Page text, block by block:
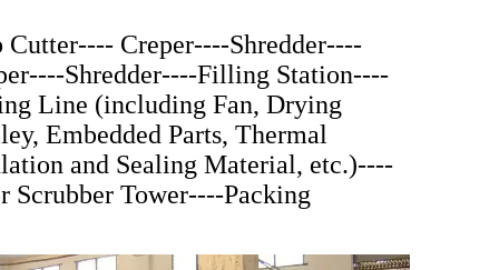
Cutter---- Creper----Shredder----
Shredder----Filling Station----
Line (including Fan, Drying
Embedded Parts, Thermal
and Sealing Material, etc.)----
Scrubber Tower----Packing